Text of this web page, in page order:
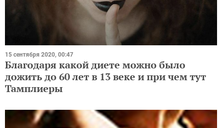
15 сентября 2020, 00:47
Благодаря какой диете можно было
дожить до 60 лет в 13 веке и при чем тут
Тамплиеры